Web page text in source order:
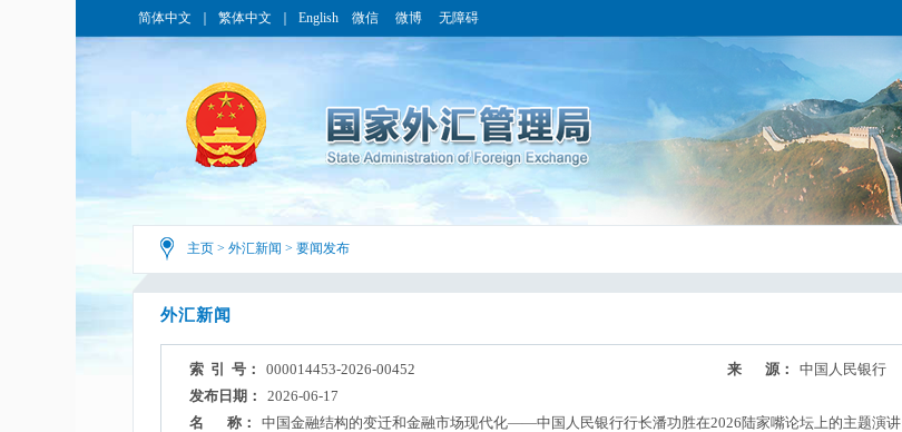
简体中文 繁体中文 English 微信 微博 无障碍
主页 > 外汇新闻 > 要闻发布
外汇新闻
索 引 号： 000014453-2026-00452 来 源：
中国人民银行
发布日期：
2026-06-17
名 称：
中国金融结构的变迁和金融市场现代化——中国人民银行行长潘功胜在2026陆家嘴论坛上的主题演讲